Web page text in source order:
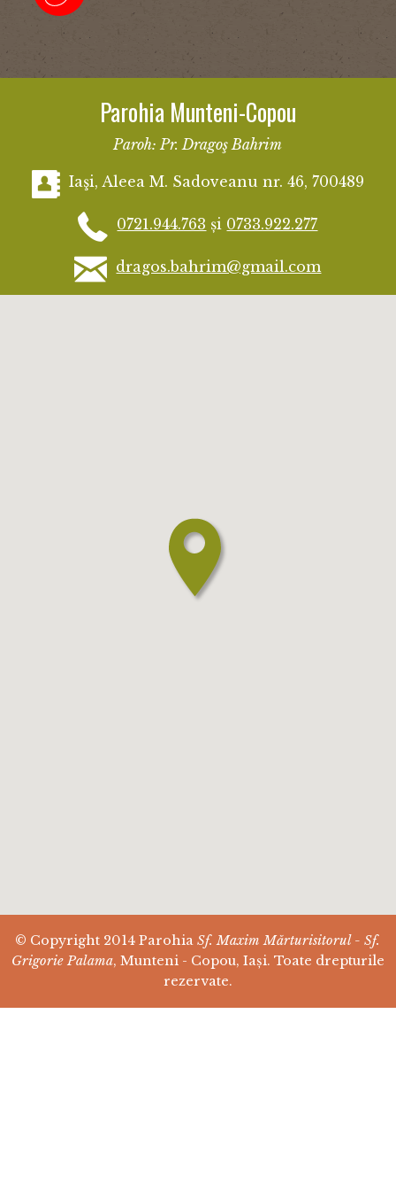
Parohia Munteni-Copou
Paroh: Pr. Dragoş Bahrim
Iaşi, Aleea M. Sadoveanu nr. 46, 700489
0721.944.763 și 0733.922.277
dragos.bahrim@gmail.com
© Copyright 2014 ParohiaSf. Maxim Mărturisitorul - Sf.
Grigorie Palama, Munteni - Copou, Iași. Toate drepturile
rezervate.